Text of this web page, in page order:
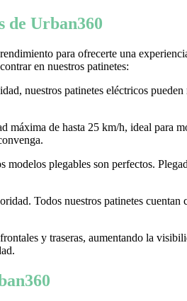
de Urban360
para ofrecerte una
en nuestros patinetes:
nuestros patinetes eléctricos
máxima de hasta 25 km/h, ideal para
modelos plegables son perfectos.
Todos nuestros patinetes
y traseras, aumentando la